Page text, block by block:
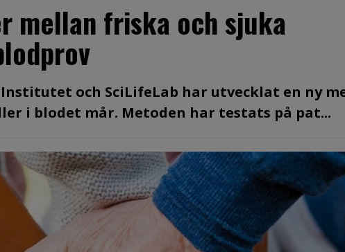
mellan friska och sjuka
och SciLifeLab har utvecklat en ny
i blodet mår. Metoden har testats på pat...